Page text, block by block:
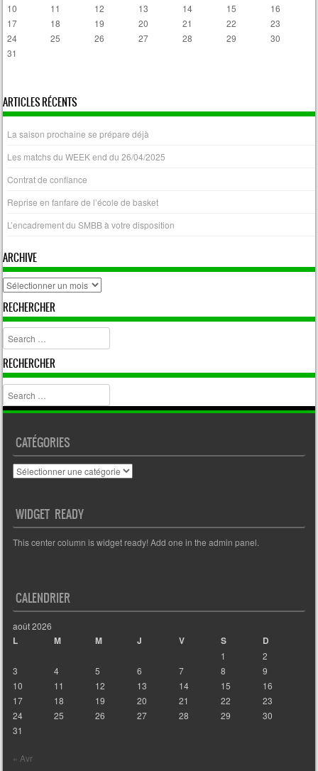
10
11 12 13 14 15
16
17
18 19 20 21 22
23
24
25 26 27 28 29
30
31
ARTICLES RÉCENTS
La saison prochaine se prépare déjà
Les matchs du WEEK end du 26/04/2025
Contrat de confiance
Reprise en fanfare de l’école de basket
L’encadrement du SMBB à votre disposition
ARCHIVE
archive
RECHERCHER
Search
RECHERCHER
Search
CATÉGORIES
Catégories
WIDGET READY
This center column is widget ready! Add one in the admin panel.
CALENDRIER
août 2026
L M M J V S D
1
2
3
4 5 6 7 8
9
10
11 12 13 14 15
16
17
18 19 20 21 22
23
24
25 26 27 28 29
30
31
« Avr